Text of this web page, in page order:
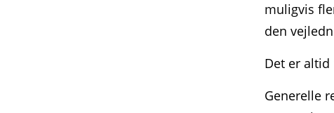
muligvis
den
Det er
Generelle